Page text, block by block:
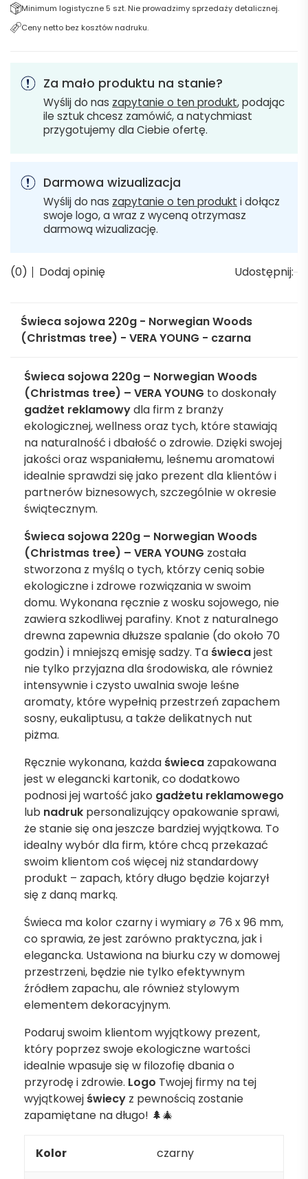
Minimum logistyczne 5 szt. Nie prowadzimy sprzedaży detalicznej.
Ceny netto bez kosztów nadruku.
Za mało produktu na stanie?
Wyślij do nas zapytanie o ten produkt, podając
ile sztuk chcesz zamówić, a natychmiast
przygotujemy dla Ciebie ofertę.
Darmowa wizualizacja
Wyślij do nas zapytanie o ten produkt i dołącz
swoje logo, a wraz z wyceną otrzymasz
darmową wizualizację.
(0) Dodaj opinię Udostępnij:
Świeca sojowa 220g - Norwegian Woods
(Christmas tree) - VERA YOUNG - czarna
Świeca sojowa 220g – Norwegian Woods
(Christmas tree) – VERA YOUNG to doskonały
gadżet reklamowydla firm z branży
ekologicznej, wellness oraz tych, które stawiają
na naturalność i dbałość o zdrowie. Dzięki swojej
jakości oraz wspaniałemu, leśnemu aromatowi
idealnie sprawdzi się jako prezent dla klientów i
partnerów biznesowych, szczególnie w okresie
świątecznym.
Świeca sojowa 220g – Norwegian Woods
(Christmas tree) – VERA YOUNG została
stworzona z myślą o tych, którzy cenią sobie
ekologiczne i zdrowe rozwiązania w swoim
domu. Wykonana ręcznie z wosku sojowego, nie
zawiera szkodliwej parafiny. Knot z naturalnego
drewna zapewnia dłuższe spalanie (do około 70
godzin) i mniejszą emisję sadzy. Ta świecajest
nie tylko przyjazna dla środowiska, ale również
intensywnie i czysto uwalnia swoje leśne
aromaty, które wypełnią przestrzeń zapachem
sosny, eukaliptusu, a także delikatnych nut
piżma.
Ręcznie wykonana, każda świeca zapakowana
jest w elegancki kartonik, co dodatkowo
podnosi jej wartość jako gadżetu reklamowego
lub nadruk personalizujący opakowanie sprawi,
że stanie się ona jeszcze bardziej wyjątkowa. To
idealny wybór dla firm, które chcą przekazać
swoim klientom coś więcej niż standardowy
produkt – zapach, który długo będzie kojarzył
się z daną marką.
Świeca ma kolor czarny i wymiary ⌀ 76 x 96 mm,
co sprawia, że jest zarówno praktyczna, jak i
elegancka. Ustawiona na biurku czy w domowej
przestrzeni, będzie nie tylko efektywnym
źródłem zapachu, ale również stylowym
elementem dekoracyjnym.
Podaruj swoim klientom wyjątkowy prezent,
który poprzez swoje ekologiczne wartości
idealnie wpasuje się w filozofię dbania o
przyrodę i zdrowie. Logo Twojej firmy na tej
wyjątkowej świecy z pewnością zostanie
zapamiętane na długo! 🌲🎄
Kolor czarny